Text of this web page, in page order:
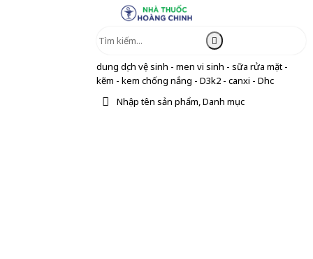
dung dịch vệ sinh - men vi sinh - sữa rửa mặt -
kẽm - kem chống nắng - D3k2 - canxi - Dhc
Nhập tên sản phẩm, Danh mục